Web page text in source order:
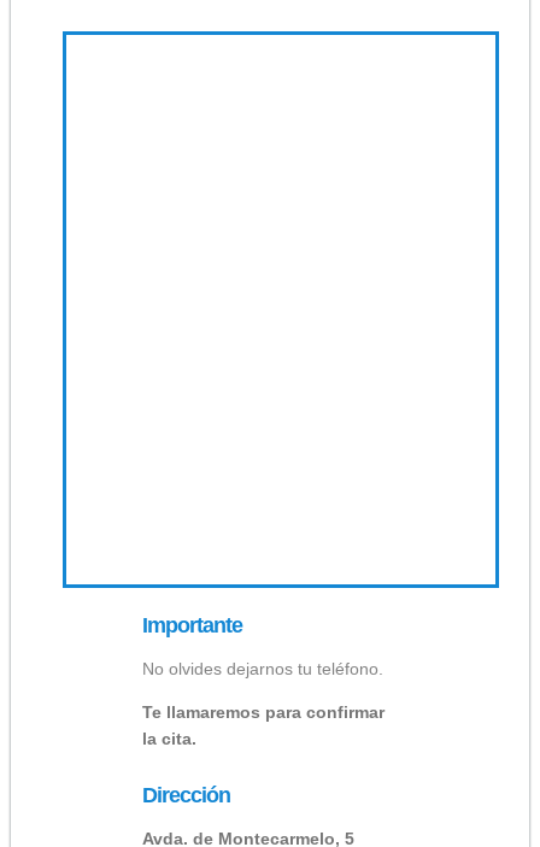
Importante
No olvides dejarnos tu teléfono.
Te llamaremos para confirmar
la cita.
Dirección
Avda. de Montecarmelo, 5